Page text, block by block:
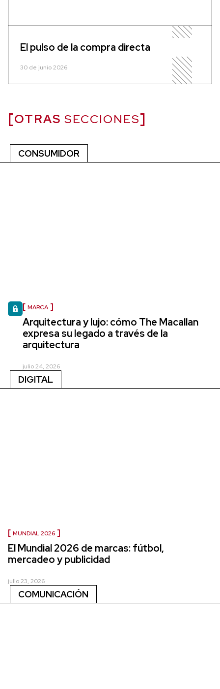
El pulso de la compra directa
30 de junio 2026
OTRAS SECCIONES
CONSUMIDOR
MARCA
Arquitectura y lujo: cómo The Macallan
expresa su legado a través de la
arquitectura
julio 24, 2026
DIGITAL
MUNDIAL 2026
El Mundial 2026 de marcas: fútbol,
mercadeo y publicidad
julio 23, 2026
COMUNICACIÓN